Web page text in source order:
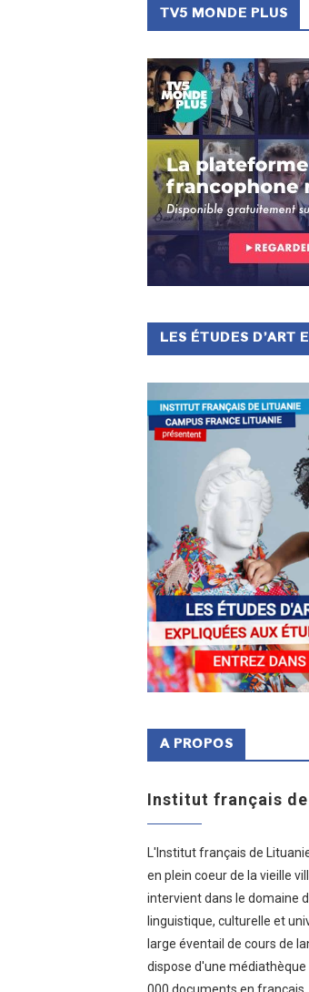
TV5 MONDE PLUS
LES ÉTUDES D’ART
A PROPOS
Institut français
L'Institut français de
en plein coeur de la vieille
intervient dans le domaine
linguistique, culturelle et
large éventail de cours de
dispose d'une médiathèque